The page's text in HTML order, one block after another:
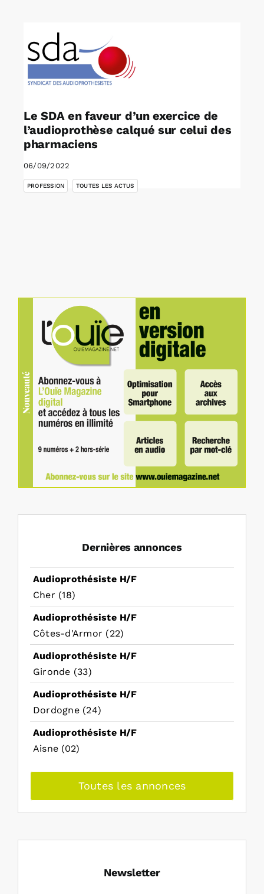
Rechercher:
Annonces emploi
Le SDA en faveur d’un exercice de
l’audioprothèse calqué sur celui des
pharmaciens
06/09/2022
PROFESSION
,
TOUTES LES ACTUS
Dernières annonces
Audioprothésiste H/F
Cher (18)
Audioprothésiste H/F
Côtes-d'Armor (22)
Audioprothésiste H/F
Gironde (33)
Audioprothésiste H/F
Dordogne (24)
Audioprothésiste H/F
Aisne (02)
Toutes les annonces
Newsletter